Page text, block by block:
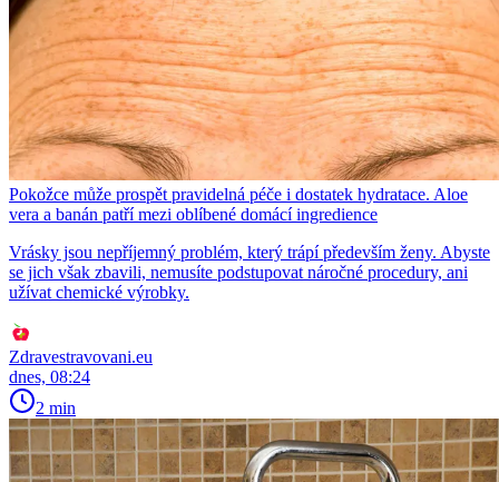
Pokožce může prospět pravidelná péče i dostatek hydratace. Aloe
vera a banán patří mezi oblíbené domácí ingredience
Vrásky jsou nepříjemný problém, který trápí především ženy. Abyste
se jich však zbavili, nemusíte podstupovat náročné procedury, ani
užívat chemické výrobky.
Zdravestravovani.eu
dnes, 08:24
2 min